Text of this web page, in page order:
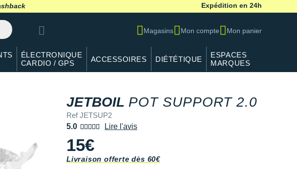
jours*
Expédition en 24h
Magasins Mon compte Mon panier
ÉLECTRONIQUE
CARDIO / GPS
ACCESSOIRES DIÉTÉTIQUE
ESPACES
MARQUES
JETBOIL POT SUPPORT 2.0
Ref JETSUP2
5.0
Lire l'avis
15€
Livraison offerte dès 60€